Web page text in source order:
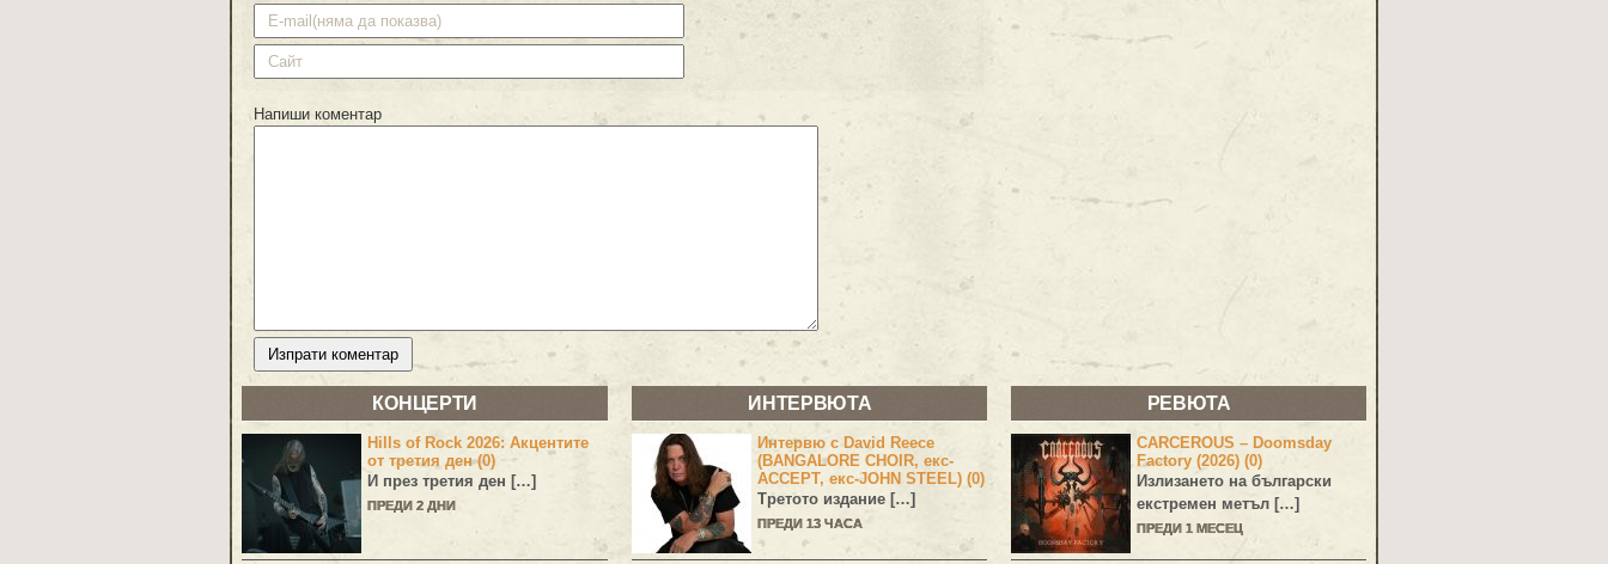
Напиши коментар
КОНЦЕРТИ
Hills of Rock 2026: Акцентите
от третия ден (0)
И през третия ден […]
ПРЕДИ 2 ДНИ
ИНТЕРВЮТА
Интервю с David Reece
(BANGALORE CHOIR, екс-
ACCEPT, екс-JOHN STEEL) (0)
Третото издание […]
ПРЕДИ 13 ЧАСА
РЕВЮТА
CARCEROUS – Doomsday
Factory (2026) (0)
Излизането на български
екстремен метъл […]
ПРЕДИ 1 МЕСЕЦ